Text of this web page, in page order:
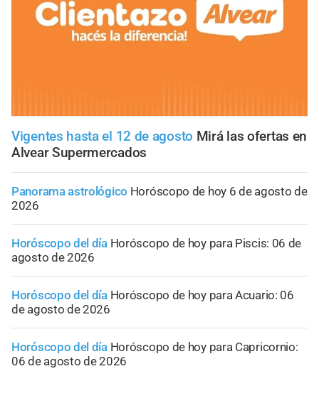
Vigentes hasta el 12 de agosto Mirá las ofertas en
Alvear Supermercados
Panorama astrológico Horóscopo de hoy 6 de agosto de
2026
Horóscopo del día Horóscopo de hoy para Piscis: 06 de
agosto de 2026
Horóscopo del día Horóscopo de hoy para Acuario: 06
de agosto de 2026
Horóscopo del día Horóscopo de hoy para Capricornio:
06 de agosto de 2026